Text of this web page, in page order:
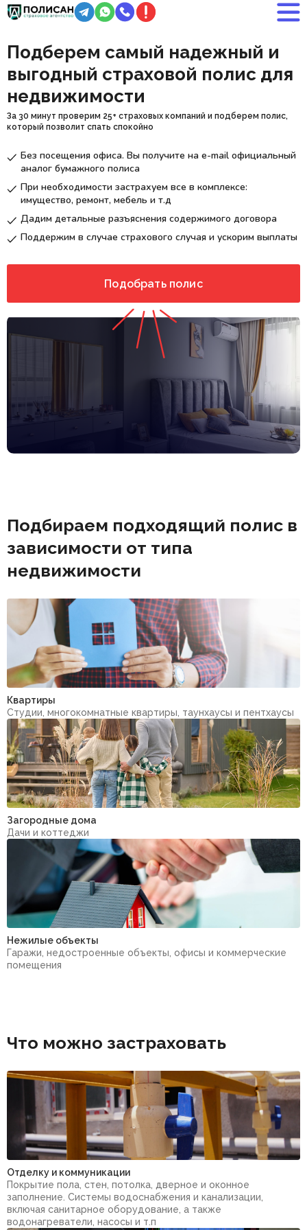
Подберем самый надежный и
выгодный страховой полис для
недвижимости
За 30 минут проверим 25+ страховых компаний и подберем полис,
который позволит спать спокойно
Без посещения офиса. Вы получите на e-mail официальный
аналог бумажного полиса
При необходимости застрахуем все в комплексе:
имущество, ремонт, мебель и т.д
Дадим детальные разъяснения содержимого договора
Поддержим в случае страхового случая и ускорим выплаты
Подобрать полис
Подбираем подходящий полис в
зависимости от типа
недвижимости
Квартиры
Студии, многокомнатные квартиры, таунхаусы и пентхаусы
Загородные дома
Дачи и коттеджи
Нежилые объекты
Гаражи, недостроенные объекты, офисы и коммерческие
помещения
Что можно застраховать
Отделку и коммуникации
Покрытие пола, стен, потолка, дверное и оконное
заполнение. Системы водоснабжения и канализации,
включая санитарное оборудование, а также
водонагреватели, насосы и т.п